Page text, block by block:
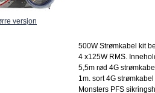
versjon
500W Strømkabel kit
4 x125W RMS.
5,5m rød 4G strømkabel
1m. sort 4G strømkabel
Monsters PFS